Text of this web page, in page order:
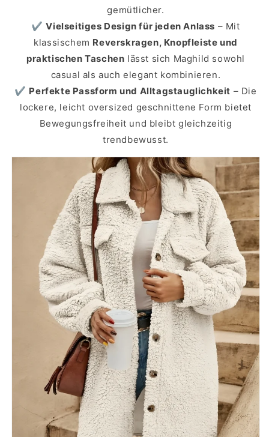
gemütlicher.
✔Vielseitiges Design für jeden Anlass – Mit
klassischem Reverskragen, Knopfleiste und
praktischen Taschen lässt sich Maghild sowohl
casual als auch elegant kombinieren.
✔ Perfekte Passform und Alltagstauglichkeit – Die
lockere, leicht oversized geschnittene Form bietet
Bewegungsfreiheit und bleibt gleichzeitig
trendbewusst.